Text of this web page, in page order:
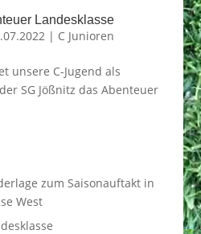
Landesklasse
| C Junioren
unsere C-Jugend als
SG Jößnitz das Abenteuer
zum Saisonauftakt in
West